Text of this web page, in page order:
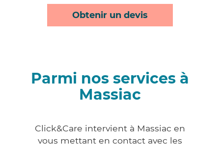
Obtenir un devis
Parmi nos services à
Massiac
Click&Care intervient à Massiac en
vous mettant en contact avec les